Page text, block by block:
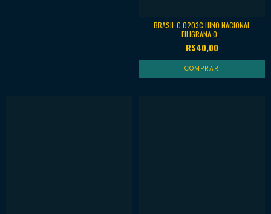
BRASIL C 0203C HINO NACIONAL
FILIGRANA O...
R$40,00